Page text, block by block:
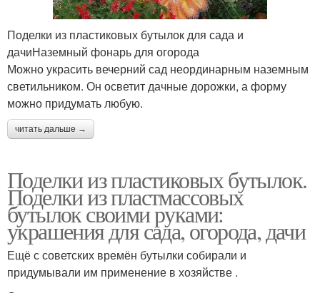
Поделки из пластиковых бутылок для сада и
дачиНаземный фонарь для огорода
Можно украсить вечерний сад неординарным наземным
светильником. Он осветит дачные дорожки, а форму
можно придумать любую.
читать дальше →
Поделки из пластиковых бутылок.
Поделки из пластмассовых
бутылок своими руками:
украшения для сада, огорода, дачи
Ещё с советских времён бутылки собирали и
придумывали им применение в хозяйстве .